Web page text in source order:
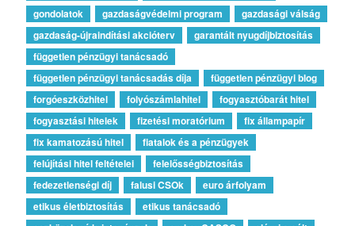
gondolatok
gazdaságvédelmi program
gazdasági válság
gazdaság-újraindítási akcióterv
garantált nyugdíjbiztosítás
független pénzügyi tanácsadó
független pénzügyi tanácsadás díja
független pénzügyi blog
forgóeszközhitel
folyószámlahitel
fogyasztóbarát hitel
fogyasztási hitelek
fizetési moratórium
fix állampapír
fix kamatozású hitel
fiatalok és a pénzügyek
felújítási hitel feltételei
felelősségbiztosítás
fedezetlenségi díj
falusi CSOk
euro árfolyam
etikus életbiztosítás
etikus tanácsadó